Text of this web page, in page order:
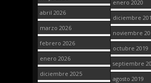
abril 2026
marzo 2026
febrero 2026
enero 2026
diciembre 2025
enero 2020
diciembre
noviembre
octubre 2019
septiembre
agosto 2019